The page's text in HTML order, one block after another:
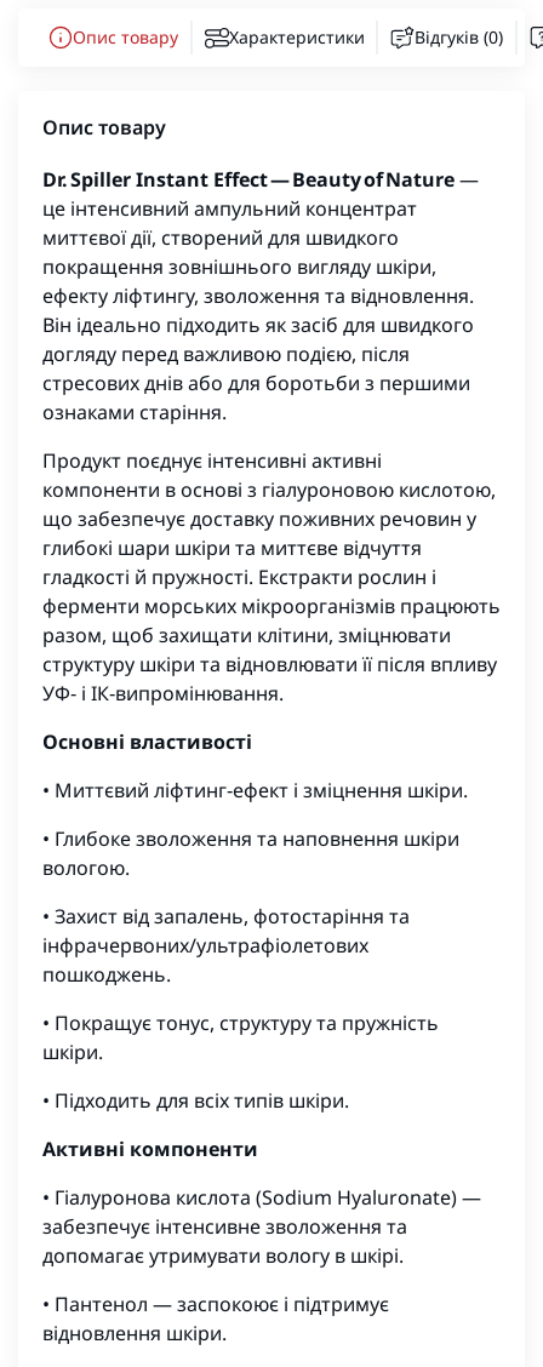
Опис товару Характеристики Відгуків (0)
Опис товару
Dr. Spiller Instant Effect — Beauty of Nature—
це інтенсивний ампульний концентрат
миттєвої дії, створений для швидкого
покращення зовнішнього вигляду шкіри,
ефекту ліфтингу, зволоження та відновлення.
Він ідеально підходить як засіб для швидкого
догляду перед важливою подією, після
стресових днів або для боротьби з першими
ознаками старіння.
Продукт поєднує інтенсивні активні
компоненти в основі з гіалуроновою кислотою,
що забезпечує доставку поживних речовин у
глибокі шари шкіри та миттєве відчуття
гладкості й пружності. Екстракти рослин і
ферменти морських мікроорганізмів працюють
разом, щоб захищати клітини, зміцнювати
структуру шкіри та відновлювати її після впливу
УФ‑ і ІК‑випромінювання.
Основні властивості
• Миттєвий ліфтинг‑ефект і зміцнення шкіри.
• Глибоке зволоження та наповнення шкіри
вологою.
• Захист від запалень, фотостаріння та
інфрачервоних/ультрафіолетових
пошкоджень.
• Покращує тонус, структуру та пружність
шкіри.
• Підходить для всіх типів шкіри.
Активні компоненти
• Гіалуронова кислота (Sodium Hyaluronate) —
забезпечує інтенсивне зволоження та
допомагає утримувати вологу в шкірі.
• Пантенол — заспокоює і підтримує
відновлення шкіри.